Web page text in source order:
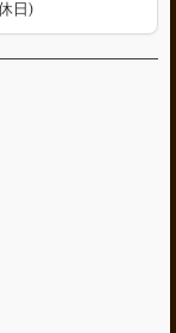
日)